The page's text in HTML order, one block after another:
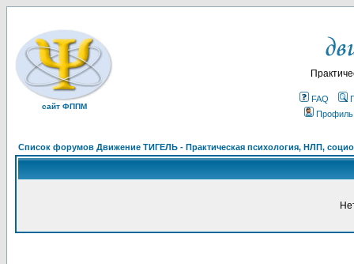
сайт ФППМ
FAQ
Профиль
Список форумов Движение ТИГЕЛЬ - Практическая психология, НЛП,